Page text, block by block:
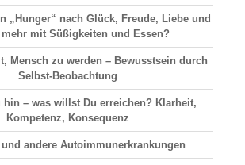
„Hunger“ nach Glück, Freude, Liebe und
mit Süßigkeiten und Essen?
Mensch zu werden – Bewusstsein durch
Selbst-Beobachtung
hin – was willst Du erreichen? Klarheit,
Kompetenz, Konsequenz
und andere Autoimmunerkrankungen